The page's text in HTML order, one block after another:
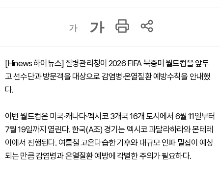
가 가
[Hinews 하이뉴스] 질병관리청이 2026 FIFA 북중미 월드컵을 앞두
고 선수단과 방문객을 대상으로 감염병·온열질환 예방수칙을 안내했
다.
이번 월드컵은 미국·캐나다·멕시코 3개국 16개 도시에서 6월 11일부터
7월 19일까지 열린다. 한국(A조) 경기는 멕시코 과달라하라와 몬테레
이에서 진행된다. 여름철 고온다습한 기후와 대규모 인파 밀집이 예상
되는 만큼 감염병과 온열질환 예방에 각별한 주의가 필요하다.